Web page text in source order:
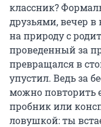
классник?
друзьями, вечер
на природу с
проведенный за
превращался в
упустил. Ведь за
можно повторить
пробник или
ловушкой: ты